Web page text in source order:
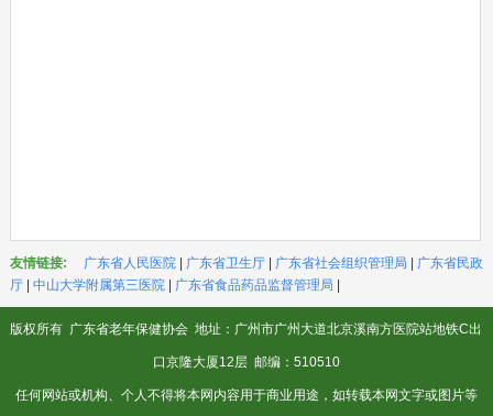
友情链接: 广东省人民医院| 广东省卫生厅| 广东省社会组织管理局
广东省民政
厅| 中山大学附属第三医院| 广东省食品药品监督管理局
版权所有 广东省老年保健协会 地址：广州市广州大道北京溪南方医院站地铁C出
口京隆大厦12层 邮编：510510
任何网站或机构、个人不得将本网内容用于商业用途，如转载本网文字或图片等